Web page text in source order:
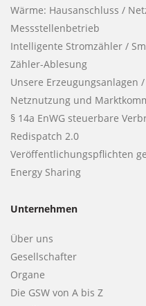
Wärme: Hausanschluss /
Messstellenbetrieb
Intelligente Stromzähler /
Zähler-Ablesung
Unsere Erzeugungsanlagen
Netznutzung und
§ 14a EnWG steuerbare
Redispatch 2.0
Veröffentlichungspflichten
Energy Sharing
Unternehmen
Über uns
Gesellschafter
Organe
Die GSW von A bis Z